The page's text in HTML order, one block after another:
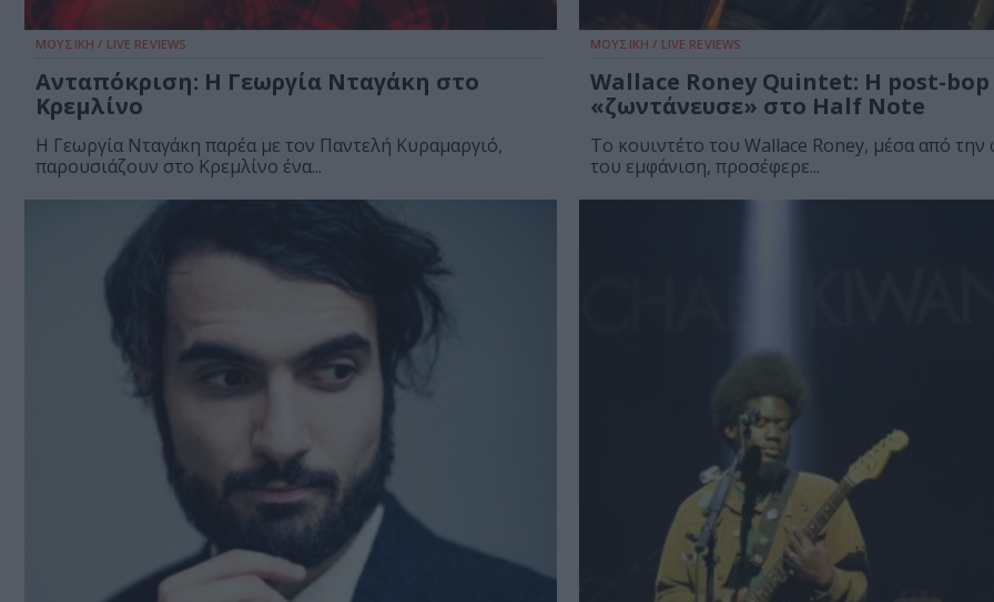
ΜΟΥΣΙΚΗ / LIVE REVIEWS
Ανταπόκριση: Η Γεωργία Νταγάκη στο
Κρεμλίνο
H Γεωργία Νταγάκη παρέα με τον Παντελή Κυραμαργιό,
παρουσιάζουν στο Κρεμλίνο ένα...
ΜΟΥΣΙΚΗ / LIVE REVIEWS
Wallace Roney Quintet: H post-bop
«ζωντάνευσε» στο Half Note
Το κουιντέτο του Wallace Roney, μέσα από την
του εμφάνιση, προσέφερε...